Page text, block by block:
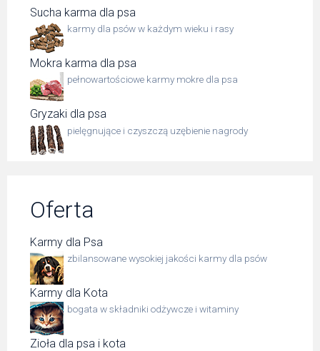
Sucha karma dla psa
karmy dla psów w każdym wieku i rasy
Mokra karma dla psa
pełnowartościowe karmy mokre dla psa
Gryzaki dla psa
pielęgnujące i czyszczą uzębienie nagrody
Oferta
Karmy dla Psa
zbilansowane wysokiej jakości karmy dla psów
Karmy dla Kota
bogata w składniki odżywcze i witaminy
Zioła dla psa i kota